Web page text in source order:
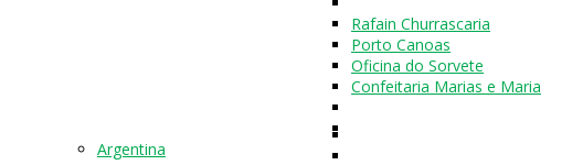
Rafain Churrascaria
Porto Canoas
Oficina do Sorvete
Confeitaria Marias e Maria
Argentina